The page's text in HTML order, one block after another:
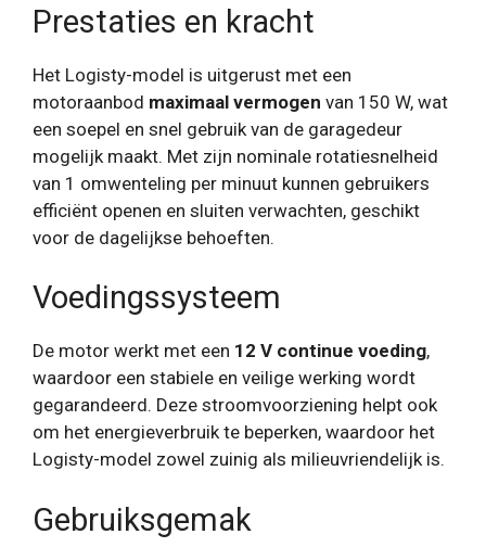
Prestaties en kracht
Het Logisty-model is uitgerust met een
motoraanbod maximaal vermogen van 150 W, wat
een soepel en snel gebruik van de garagedeur
mogelijk maakt. Met zijn nominale rotatiesnelheid
van 1 omwenteling per minuut kunnen gebruikers
efficiënt openen en sluiten verwachten, geschikt
voor de dagelijkse behoeften.
Voedingssysteem
De motor werkt met een 12 V continue voeding,
waardoor een stabiele en veilige werking wordt
gegarandeerd. Deze stroomvoorziening helpt ook
om het energieverbruik te beperken, waardoor het
Logisty-model zowel zuinig als milieuvriendelijk is.
Gebruiksgemak